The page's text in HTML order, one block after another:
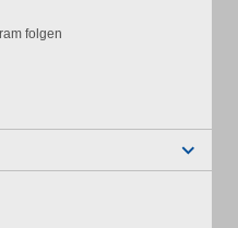
folgen